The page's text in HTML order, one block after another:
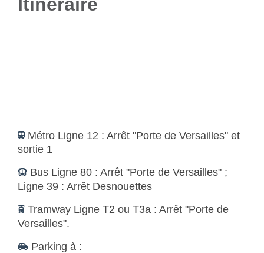
Métro Ligne 12 : Arrêt "Porte de Versailles" et
sortie 1
Bus Ligne 80 : Arrêt "Porte de Versailles" ;
Ligne 39 : Arrêt Desnouettes
Tramway Ligne T2 ou T3a : Arrêt "Porte de
Versailles".
Parking à :